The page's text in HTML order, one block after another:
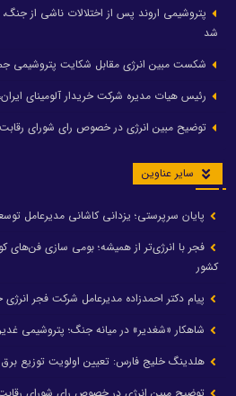
شد
شکست مبین انرژی مقابل شکایت پتروشیمی
رئیس هیات مدیره شرکت خریدار آلومینای
توضیح مبین انرژی در خصوص رای شورای رقابت
سایر عناوین
پایان سرپرستی؛ یزدانی کاشانی مدیرعامل
فجر با انرژی‌تر از همیشه؛ بومی سازی فن‌های
کشور
پیام دکتر احمدزاده مدیرعامل شرکت فجر
شاهکار «شغدیر» در میانه جنگ؛ پتروشیمی غدیر
هلدینگ خلیج فارس: تعیین اولویت توزیع